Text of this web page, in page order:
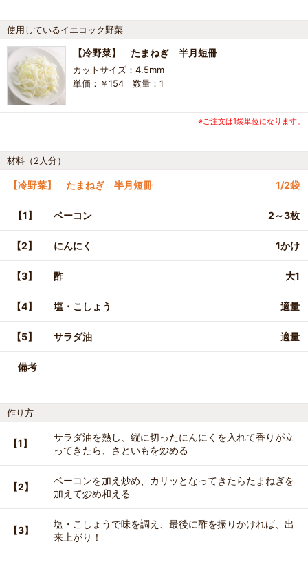
使用しているイエコック野菜
【冷野菜】 たまねぎ 半月短冊
カットサイズ：4.5mm
単価：￥154 数量：1
※ご注文は1袋単位になります。
材料（2人分）
【冷野菜】 たまねぎ 半月短冊 1/2袋
【1】 ベーコン 2～3枚
【2】 にんにく 1かけ
【3】 酢 大1
【4】 塩・こしょう 適量
【5】 サラダ油 適量
備考
作り方
【1】
サラダ油を熱し、縦に切ったにんにくを入れて香りが立
ってきたら、さといもを炒める
【2】
ベーコンを加え炒め、カリッとなってきたらたまねぎを
加えて炒め和える
【3】
塩・こしょうで味を調え、最後に酢を振りかければ、出
来上がり！